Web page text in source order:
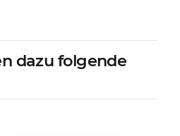
dazu folgende